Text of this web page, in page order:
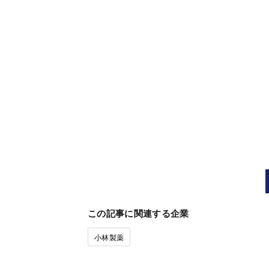
この記事に関連する企業
小林製薬